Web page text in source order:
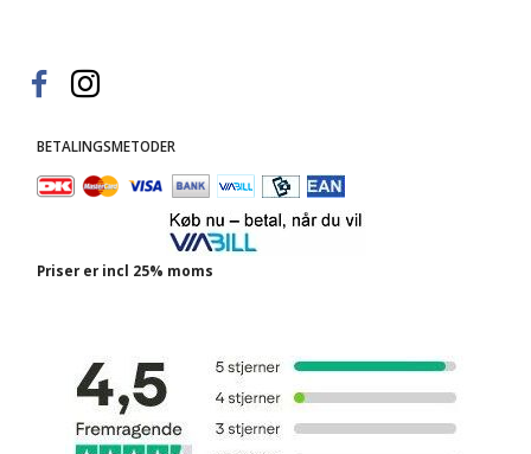
BETALINGSMETODER
Priser er incl 25% moms